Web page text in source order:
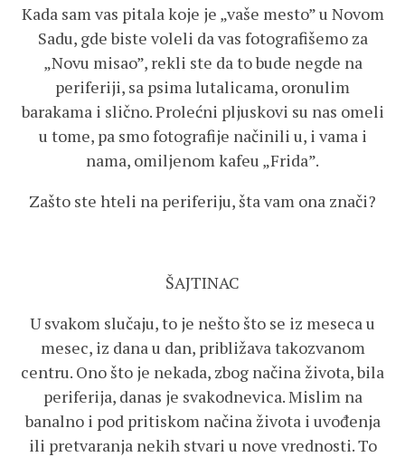
Kada sam vas pitala koje je „vaše mesto” u Novom
Sadu, gde biste voleli da vas fotografišemo za
„Novu misao”, rekli ste da to bude negde na
periferiji, sa psima lutalicama, oronulim
barakama i slično. Prolećni pljuskovi su nas omeli
u tome, pa smo fotografije načinili u, i vama i
nama, omiljenom kafeu „Frida”.
Zašto ste hteli na periferiju, šta vam ona znači?
ŠAJTINAC
U svakom slučaju, to je nešto što se iz meseca u
mesec, iz dana u dan, približava takozvanom
centru. Ono što je nekada, zbog načina života, bila
periferija, danas je svakodnevica. Mislim na
banalno i pod pritiskom načina života i uvođenja
ili pretvaranja nekih stvari u nove vrednosti. To